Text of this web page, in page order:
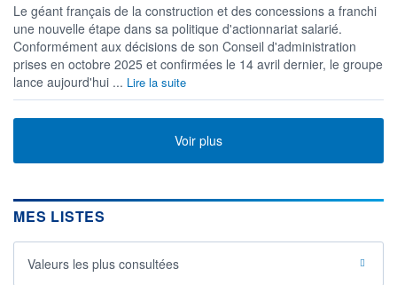
Le géant français de la construction et des concessions a franchi
une nouvelle étape dans sa politique d'actionnariat salarié.
Conformément aux décisions de son Conseil d'administration
prises en octobre 2025 et confirmées le 14 avril dernier, le groupe
lance aujourd'hui ... Lire la suite
Voir plus
MES LISTES
Valeurs les plus consultées